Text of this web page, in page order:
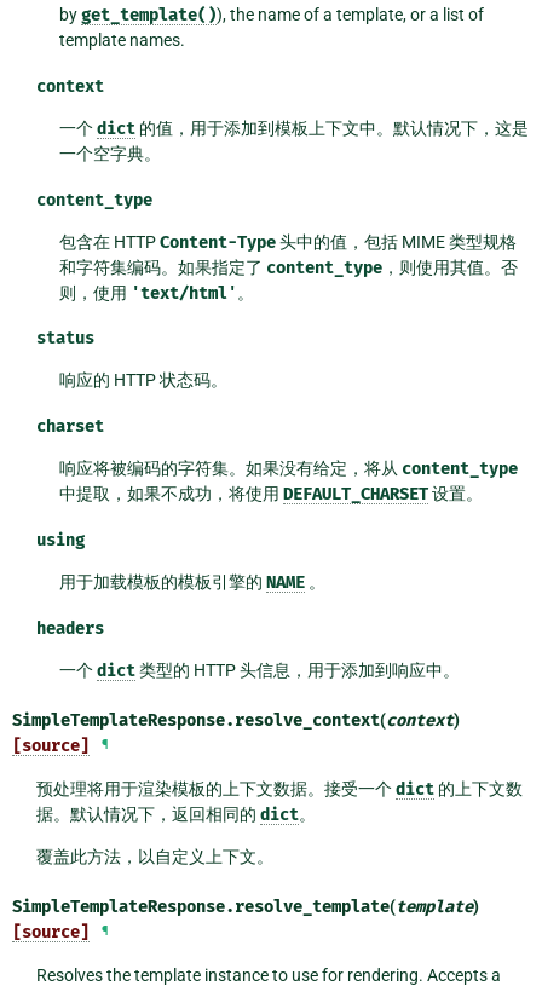
byget_template()), the name of a template, or a list of
template names.
context
一个dict 的值，用于添加到模板上下文中。默认情况下，这是
一个空字典。
content_type
包含在 HTTPContent-Type头中的值，包括 MIME 类型规格
和字符集编码。如果指定了 content_type ，则使用其值。否
则，使用 'text/html' 。
status
响应的 HTTP 状态码。
charset
响应将被编码的字符集。如果没有给定，将从 content_type
中提取，如果不成功，将使用DEFAULT_CHARSET设置。
using
用于加载模板的模板引擎的NAME 。
headers
一个dict类型的 HTTP 头信息，用于添加到响应中。
SimpleTemplateResponse.resolve_context(context)
[source] ¶
预处理将用于渲染模板的上下文数据。接受一个dict的上下文数
据。默认情况下，返回相同的 dict。
覆盖此方法，以自定义上下文。
SimpleTemplateResponse.resolve_template(template)
[source] ¶
Resolves the template instance to use for rendering. Accepts a